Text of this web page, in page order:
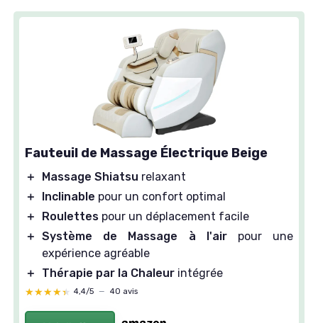
Fauteuil de Massage Électrique Beige
＋ Massage Shiatsu relaxant
＋
Inclinable pour un confort optimal
＋
Roulettes pour un déplacement facile
＋ Système de Massage à l'airpour une
expérience agréable
＋
Thérapie par la Chaleur intégrée
★★★★★
★★★★★ 4,4/5 — 40 avis